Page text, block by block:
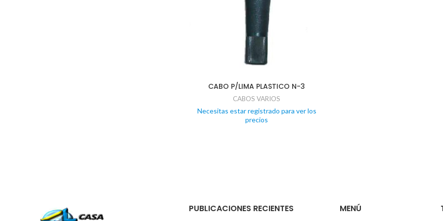
CABO P/LIMA PLASTICO N-3
CABOS VARIOS
Necesitas estar registrado para ver los
precios
PUBLICACIONES RECIENTES MENÚ